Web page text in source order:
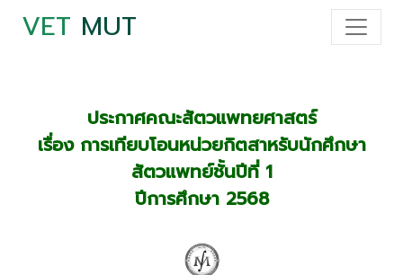
VET MUT
ประกาศคณะสัตวแพทยศาสตร์
เรื่อง การเทียบโอนหน่วยกิตสาหรับนักศึกษา
สัตวแพทย์ชั้นปีที่ 1
ปีการศึกษา 2568